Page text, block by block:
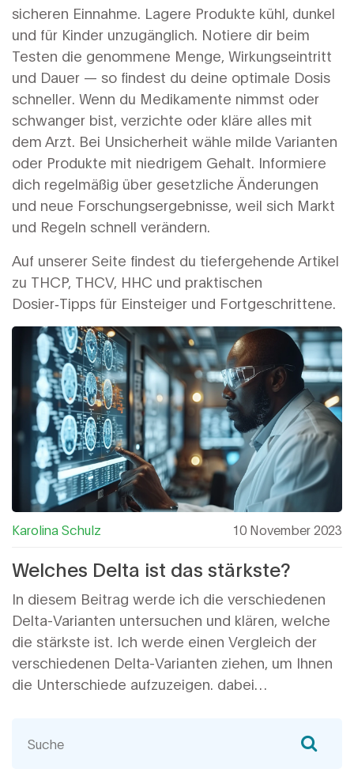
sicheren Einnahme. Lagere Produkte kühl, dunkel
und für Kinder unzugänglich. Notiere dir beim
Testen die genommene Menge, Wirkungseintritt
und Dauer — so findest du deine optimale Dosis
schneller. Wenn du Medikamente nimmst oder
schwanger bist, verzichte oder kläre alles mit
dem Arzt. Bei Unsicherheit wähle milde Varianten
oder Produkte mit niedrigem Gehalt. Informiere
dich regelmäßig über gesetzliche Änderungen
und neue Forschungsergebnisse, weil sich Markt
und Regeln schnell verändern.
Auf unserer Seite findest du tiefergehende Artikel
zu THCP, THCV, HHC und praktischen
Dosier‑Tipps für Einsteiger und Fortgeschrittene.
Karolina Schulz 10 November 2023
Welches Delta ist das stärkste?
In diesem Beitrag werde ich die verschiedenen
Delta-Varianten untersuchen und klären, welche
die stärkste ist. Ich werde einen Vergleich der
verschiedenen Delta-Varianten ziehen, um Ihnen
die Unterschiede aufzuzeigen. dabei
Begleiten Sie mich auf dieser Entdeckungsreise